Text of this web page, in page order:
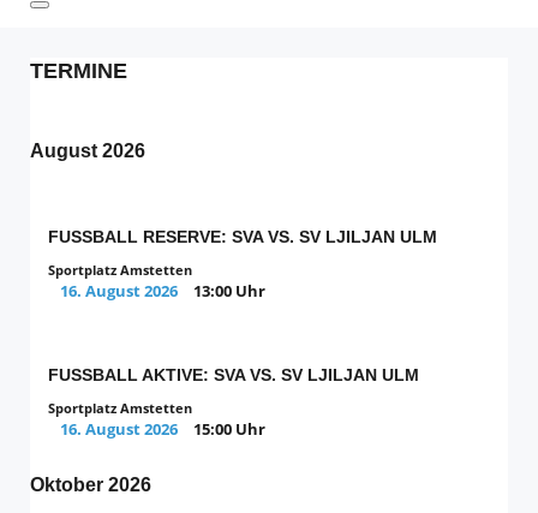
TERMINE
August 2026
FUSSBALL RESERVE: SVA VS. SV LJILJAN ULM
Sportplatz Amstetten
16. August 2026 13:00 Uhr
FUSSBALL AKTIVE: SVA VS. SV LJILJAN ULM
Sportplatz Amstetten
16. August 2026 15:00 Uhr
Oktober 2026